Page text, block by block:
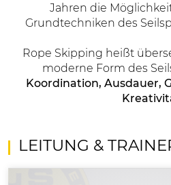
Jahren die
Grundtechniken des
Rope Skipping heißt
moderne Form des
Koordination, Ausdauer,
LEITUNG &